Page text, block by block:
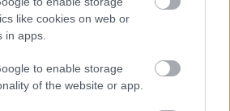
like cookies on web or
in apps.
to enable storage
of the website or app.
semmiről?
vár rád, lehet, hogy éppen nem